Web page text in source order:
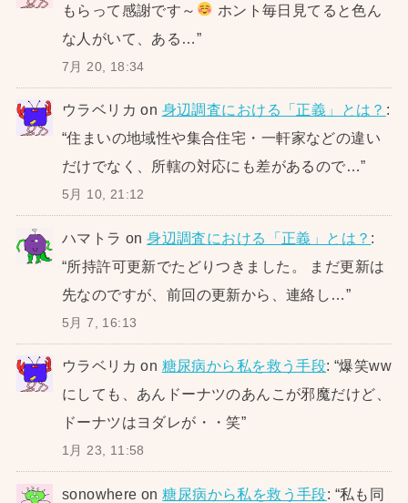
もらって感謝です～
ホント毎日見てると色ん
な人がいて、ある…”
7月 20, 18:34
ウラベリカ on 身辺調査における「正義」とは？ :
“住まいの地域性や集合住宅・一軒家などの違い
だけでなく、所轄の対応にも差があるので…”
5月 10, 21:12
ハマトラ on身辺調査における「正義」とは？ :
“所持許可更新でたどりつきました。 まだ更新は
先なのですが、前回の更新から、連絡し…”
5月 7, 16:13
ウラベリカ on 糖尿病から私を救う手段: “爆笑ww
にしても、あんドーナツのあんこが邪魔だけど、
ドーナツはヨダレが・・笑”
1月 23, 11:58
sonowhere on糖尿病から私を救う手段: “私も同